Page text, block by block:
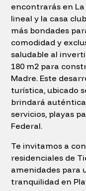
encontrarás en La
lineal y la casa
más bondades
comodidad y
saludable al
180 m2 para
Madre. Este
turística, ubicado
brindará
servicios, playas
Federal.
Te invitamos a
residenciales de
amenidades para
tranquilidad en